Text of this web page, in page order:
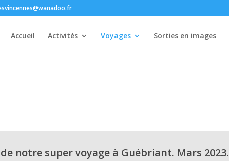
Accueil Activités Voyages Sorties en images
notre super voyage à Guébriant. Mars 2023.